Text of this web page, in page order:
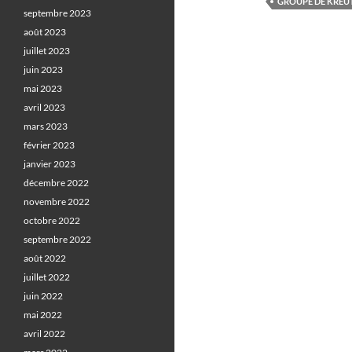
septembre 2023
août 2023
juillet 2023
juin 2023
mai 2023
avril 2023
mars 2023
février 2023
janvier 2023
décembre 2022
novembre 2022
octobre 2022
septembre 2022
août 2022
juillet 2022
juin 2022
mai 2022
avril 2022